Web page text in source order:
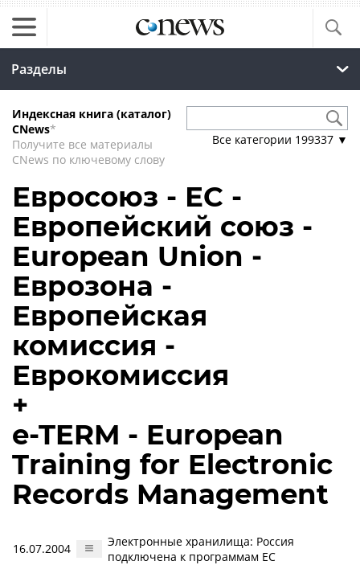
Разделы
Индексная книга (каталог)
CNews*
Получите все материалы
CNews по ключевому слову
Все категории 199337 ▼
Евросоюз - ЕС -
Европейский союз -
European Union -
Еврозона -
Европейская
комиссия -
Еврокомиссия
+
e-TERM - European
Training for Electronic
Records Management
16.07.2004
Электронные хранилища: Россия
подключена к программам ЕС